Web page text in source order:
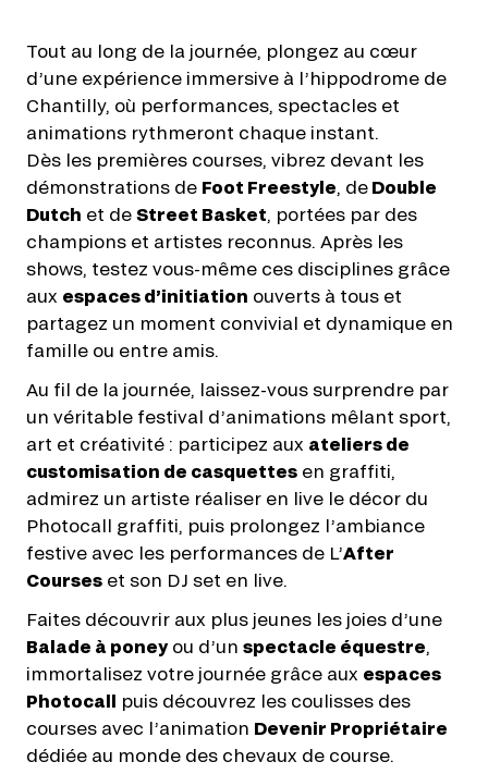
Tout au long de la journée, plongez au cœur
d’une expérience immersive à l’hippodrome de
Chantilly, où performances, spectacles et
animations rythmeront chaque instant.
Dès les premières courses, vibrez devant les
démonstrations de Foot Freestyle, de Double
Dutch et de Street Basket, portées par des
champions et artistes reconnus. Après les
shows, testez vous-même ces disciplines grâce
aux espaces d’initiation ouverts à tous et
partagez un moment convivial et dynamique en
famille ou entre amis.
Au fil de la journée, laissez-vous surprendre par
un véritable festival d’animations mêlant sport,
art et créativité : participez aux ateliers de
customisation de casquettes en graffiti,
admirez un artiste réaliser en live le décor du
Photocall graffiti, puis prolongez l’ambiance
festive avec les performances de L’After
Courses et son DJ set en live.
Faites découvrir aux plus jeunes les joies d’une
Balade à poneyou d’un spectacle équestre,
immortalisez votre journée grâce aux espaces
Photocall puis découvrez les coulisses des
courses avec l’animation Devenir Propriétaire
dédiée au monde des chevaux de course.